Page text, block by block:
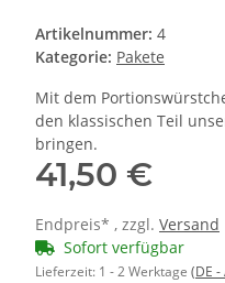
Artikelnummer: 4
Kategorie: Pakete
Mit dem
den klassischen Teil
bringen.
41,50 €
Endpreis* , zzgl. Versand
Sofort verfügbar
Lieferzeit: 1 - 2 Werktage (DE